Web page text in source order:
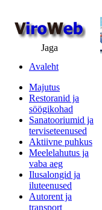
Jaga
Avaleht
Majutus
Restoranid ja
söögikohad
Sanatooriumid ja
terviseteenused
Aktiivne puhkus
Meelelahutus ja
vaba aeg
Ilusalongid ja
iluteenused
Autorent ja
transport